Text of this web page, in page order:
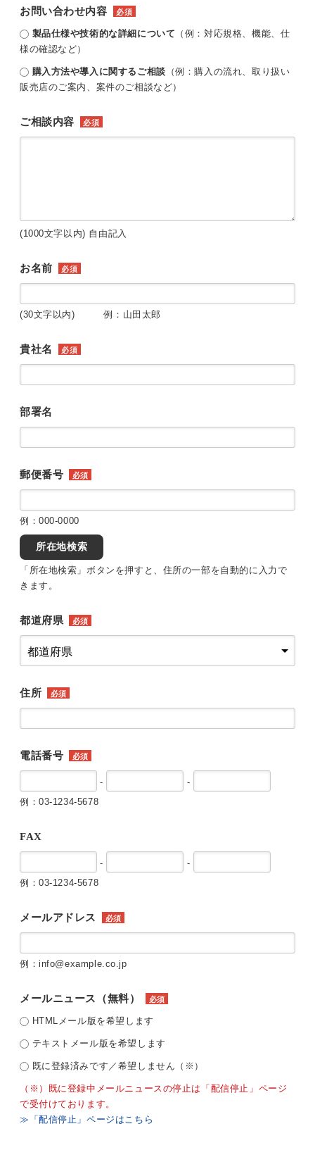
お問い合わせ内容 必須
製品仕様や技術的な詳細について （例：対応規格、機能、仕
様の確認など）
購入方法や導入に関するご相談 （例：購入の流れ、取り扱い
販売店のご案内、案件のご相談など）
ご相談内容 必須
(1000文字以内) 自由記入
お名前 必須
(30文字以内) 例：山田太郎
貴社名 必須
部署名
郵便番号 必須
例：000-0000
所在地検索
「所在地検索」ボタンを押すと、住所の一部を自動的に入力で
きます。
都道府県 必須
住所 必須
電話番号 必須
-
-
例：03-1234-5678
FAX
-
-
例：03-1234-5678
メールアドレス 必須
例：info@example.co.jp
メールニュース（無料） 必須
HTMLメール版を希望します
テキストメール版を希望します
既に登録済みです／希望しません（※）
（※）既に登録中メールニュースの停止は「配信停止」ページ
で受付けております。
≫「配信停止」ページはこちら